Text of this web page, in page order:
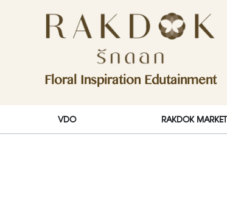
Floral Inspiration Edutainment
VDO RAKDOK MARKET